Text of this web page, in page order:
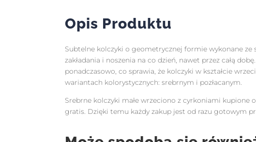
Opis Produktu
Subtelne kolczyki o geometrycznej formie wykonane
zakładania i noszenia na co dzień, nawet przez całą
ponadczasowo, co sprawia, że kolczyki w kształcie
wariantach kolorystycznych: srebrnym i pozłacanym.
Srebrne kolczyki małe wrzeciono z cyrkoniami kupione
gratis. Dzięki temu każdy zakup jest od razu gotowym